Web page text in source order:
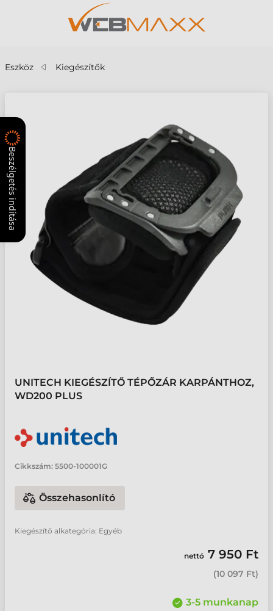
Eszköz Kiegészítők
UNITECH KIEGÉSZÍTŐ TÉPŐZÁR KARPÁNTHOZ,
WD200 PLUS
Cikkszám: 5500-100001G
Összehasonlító
Kiegészítő alkategória: Egyéb
nettó 7 950 Ft
(10 097 Ft)
3-5 munkanap
Beszélgetés indítása